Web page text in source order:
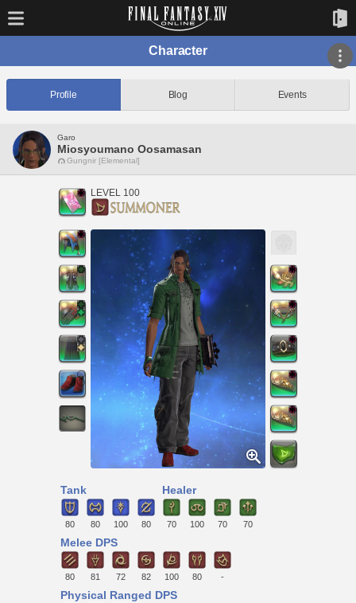
Character
Profile Blog Events
Garo
Miosyoumano Oosamasan
Gungnir [Elemental]
LEVEL 100
Tank
80 80 100 80
Healer
70 100 70 70
Melee DPS
80 81 72 82 100 80 -
Physical Ranged DPS